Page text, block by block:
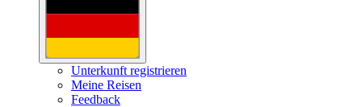
Unterkunft registrieren
Meine Reisen
Feedback